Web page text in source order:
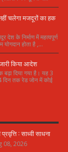
चलेगा मजदूरों का हक
देश के निर्माण में महत्वपूर्ण
होता है ,...
किया आदेश
दिया गया है। यह 3
दिन तक रेड जोन में कोई
: साध्वी साधना
08, 2026